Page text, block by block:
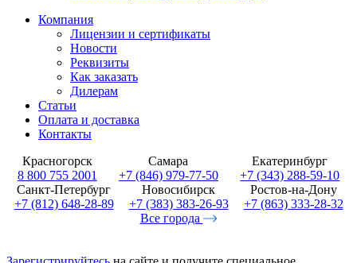
Компания
Лицензии и сертификаты
Новости
Реквизиты
Как заказать
Дилерам
Статьи
Оплата и доставка
Контакты
Красногорск
8 800 755 2001
Самара
+7 (846) 979-77-50
Екатеринбург
+7 (343) 288-59-10
Санкт-Петербург
+7 (812) 648-28-89
Новосибирск
+7 (383) 383-26-93
Ростов-на-Дону
+7 (863) 333-28-32
Все города